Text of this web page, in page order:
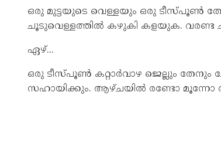
ഒരു മുട്ടയുടെ വെള്ളയും ഒരു ടീസ്പൂണ്‍
ചൂടുവെള്ളത്തില്‍ കഴുകി കളയുക. വരണ്ട
ഏഴ്...
ഒരു ടീസ്പൂൺ കറ്റാർവാഴ ജെല്ലും
സഹായിക്കും. ആഴ്ചയിൽ രണ്ടോ മൂന്നോ